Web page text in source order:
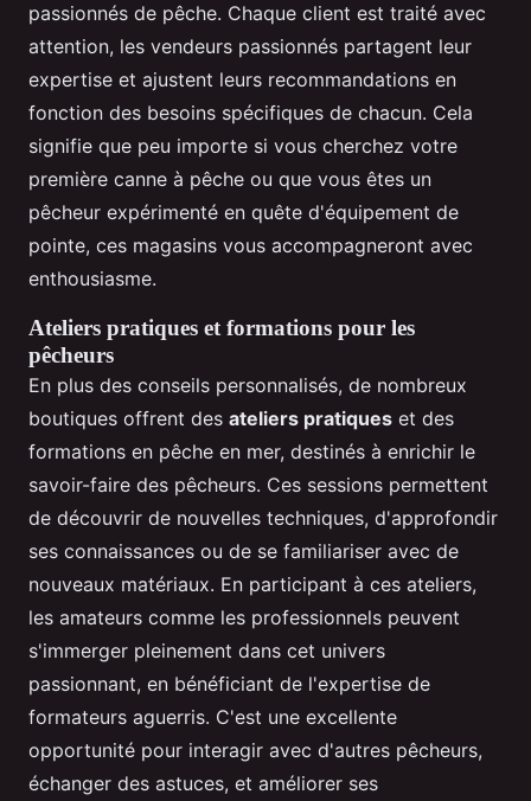
passionnés de pêche. Chaque client est traité avec
attention, les vendeurs passionnés partagent leur
expertise et ajustent leurs recommandations en
fonction des besoins spécifiques de chacun. Cela
signifie que peu importe si vous cherchez votre
première canne à pêche ou que vous êtes un
pêcheur expérimenté en quête d'équipement de
pointe, ces magasins vous accompagneront avec
enthousiasme.
Ateliers pratiques et formations pour les
pêcheurs
En plus des conseils personnalisés, de nombreux
boutiques offrent des ateliers pratiques et des
formations en pêche en mer, destinés à enrichir le
savoir-faire des pêcheurs. Ces sessions permettent
de découvrir de nouvelles techniques, d'approfondir
ses connaissances ou de se familiariser avec de
nouveaux matériaux. En participant à ces ateliers,
les amateurs comme les professionnels peuvent
s'immerger pleinement dans cet univers
passionnant, en bénéficiant de l'expertise de
formateurs aguerris. C'est une excellente
opportunité pour interagir avec d'autres pêcheurs,
échanger des astuces, et améliorer ses